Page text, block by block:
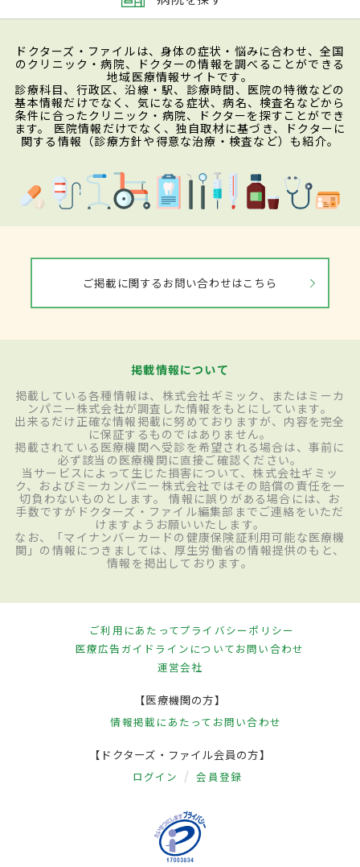
ドクターズ・ファイルは、身体の症状・悩みに合わせ、全国
のクリニック・病院、ドクターの情報を調べることができる
地域医療情報サイトです。
診療科目、行政区、沿線・駅、診療時間、医院の特徴などの
基本情報だけでなく、気になる症状、病名、検査名などから
条件に合ったクリニック・病院、ドクターを探すことができ
ます。 医院情報だけでなく、独自取材に基づき、ドクターに
関する情報（診療方針や得意な治療・検査など）も紹介。
ご掲載に関するお問い合わせはこちら
掲載情報について
掲載している各種情報は、株式会社ギミック、またはミーカ
ンパニー株式会社が調査した情報をもとにしています。
出来るだけ正確な情報掲載に努めておりますが、内容を完全
に保証するものではありません。
掲載されている医療機関へ受診を希望される場合は、事前に
必ず該当の医療機関に直接ご確認ください。
当サービスによって生じた損害について、株式会社ギミッ
ク、およびミーカンパニー株式会社ではその賠償の責任を一
切負わないものとします。 情報に誤りがある場合には、お
手数ですがドクターズ・ファイル編集部までご連絡をいただ
けますようお願いいたします。
なお、「マイナンバーカードの健康保険証利用可能な医療機
関」の情報につきましては、厚生労働省の情報提供のもと、
情報を掲出しております。
ご利用にあたってプライバシーポリシー
医療広告ガイドラインについてお問い合わせ
運営会社
【医療機関の方】
情報掲載にあたって お問い合わせ
【ドクターズ・ファイル会員の方】
ログイン 会員登録